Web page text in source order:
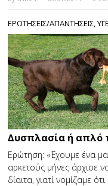
ΕΡΩΤΗΣΕΙΣ/ΑΠΑΝΤΗΣΕΙΣ,
∆υσπλασία ή απλό
Ερώτηση: «Έχουμε ένα
αρκετούς μήνες άρχισε
δίαιτα, γιατί νομίζαμε